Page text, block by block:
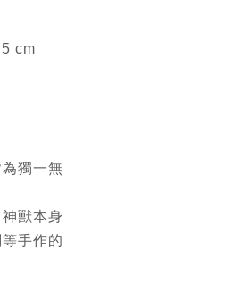
cm
獨一無
獸本身
手作的